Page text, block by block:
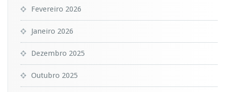
Fevereiro 2026
Janeiro 2026
Dezembro 2025
Outubro 2025